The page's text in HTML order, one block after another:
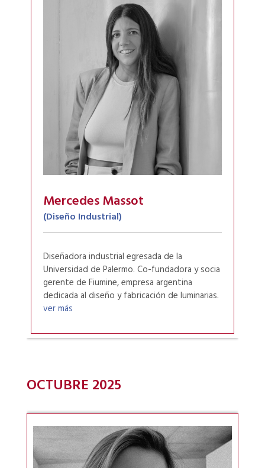
Mercedes Massot
(Diseño Industrial)
Diseñadora industrial egresada de la
Universidad de Palermo. Co-fundadora y socia
gerente de Fiumine, empresa argentina
dedicada al diseño y fabricación de luminarias.
ver más
OCTUBRE 2025